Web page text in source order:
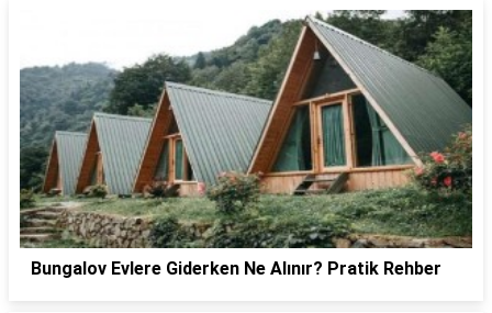
Bungalov Evlere Giderken Ne Alınır? Pratik Rehber